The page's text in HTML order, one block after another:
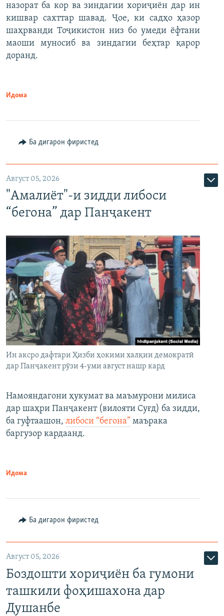
назорат ба кор ва зиндагии хориҷиён дар ин
кишвар сахттар шавад. Ҷое, ки садҳо ҳазор
шаҳрванди Тоҷикистон низ бо умеди ёфтани
маоши муносиб ва зиндагии беҳтар қарор
доранд.
Идома
Ба дигарон фиристед
Август 05, 2026
"Амалиёт"-и зидди либоси
“бегона” дар Панҷакент
Ин аксро дафтари Ҳизби ҳокими халқии демократӣ
дар Панҷакент рӯзи 4-уми август нашр кард
Намояндагони ҳукумат ва маъмурони милиса
дар шаҳри Панҷакент (вилояти Суғд) ба зидди,
ба гуфтаашон, либоси “бегона” маърака
баргузор кардаанд.
Идома
Ба дигарон фиристед
Август 05, 2026
Боздошти хориҷиён ба гумони
ташкили фоҳишахона дар
Душанбе